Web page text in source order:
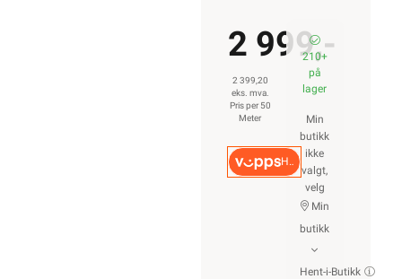
2 999,-
2 399,20
eks. mva.
Pris per 50
Meter
Hurtigkasse
210+
på
lager
Min
butikk
ikke
valgt,
velg
Min
butikk
Hent-i-Butikk